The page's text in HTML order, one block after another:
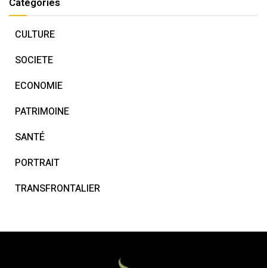
CULTURE
SOCIETE
ECONOMIE
PATRIMOINE
SANTÉ
PORTRAIT
TRANSFRONTALIER